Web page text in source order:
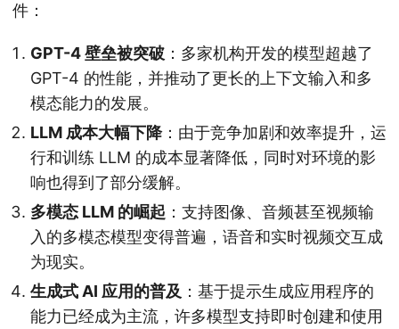
件：
GPT-4 壁垒被突破 ：多家机构开发的模型超越了
GPT-4 的性能，并推动了更长的上下文输入和多
模态能力的发展。
LLM 成本大幅下降：由于竞争加剧和效率提升，运
行和训练 LLM 的成本显著降低，同时对环境的影
响也得到了部分缓解。
多模态 LLM 的崛起 ：支持图像、音频甚至视频输
入的多模态模型变得普遍，语音和实时视频交互成
为现实。
生成式 AI 应用的普及 ：基于提示生成应用程序的
能力已经成为主流，许多模型支持即时创建和使用